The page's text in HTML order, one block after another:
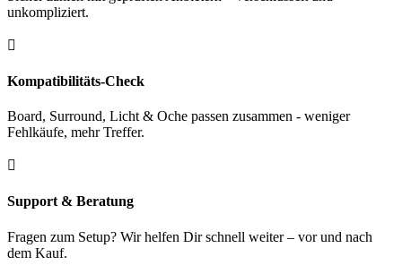
unkompliziert.

Kompatibilitäts-Check
Board, Surround, Licht & Oche passen zusammen - weniger
Fehlkäufe, mehr Treffer.

Support & Beratung
Fragen zum Setup? Wir helfen Dir schnell weiter – vor und nach
dem Kauf.